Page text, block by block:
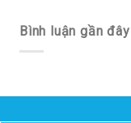
Bình luận gần đây